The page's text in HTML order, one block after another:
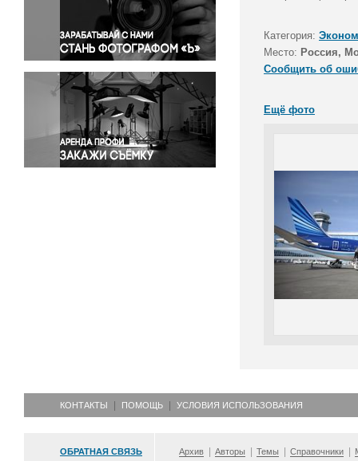
Правосудие
Происшествия и конфликты
Религия
Светская жизнь
Спорт
Экология
Экономика и бизнес
Категория:
Место: Россия,
Сообщить об
Ещё фото
КОНТАКТЫ ПОМОЩЬ УСЛОВИЯ ИСПОЛЬЗОВАНИЯ
ОБРАТНАЯ СВЯЗЬ Архив Авторы Темы Справочники